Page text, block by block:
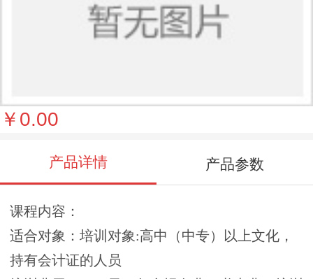
￥0.00
产品详情 产品参数
课程内容：
适合对象：培训对象:高中（中专）以上文化，
持有会计证的人员